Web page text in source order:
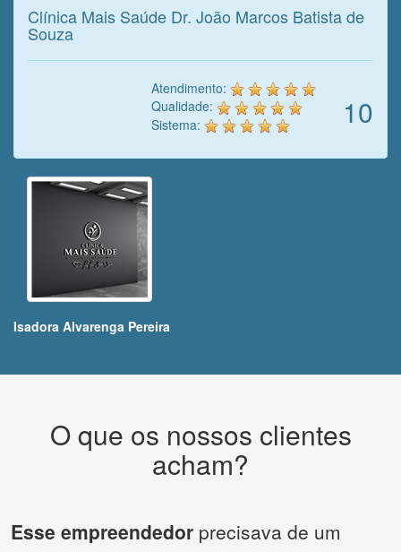
Clínica Mais Saúde Dr. João Marcos Batista de
Souza
10
Atendimento:
Qualidade:
Sistema:
Isadora Alvarenga Pereira
O que os nossos clientes
acham?
Esse empreendedor precisava de um